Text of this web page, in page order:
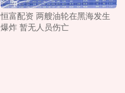
恒富配资 两艘油轮在黑海发生
爆炸 暂无人员伤亡